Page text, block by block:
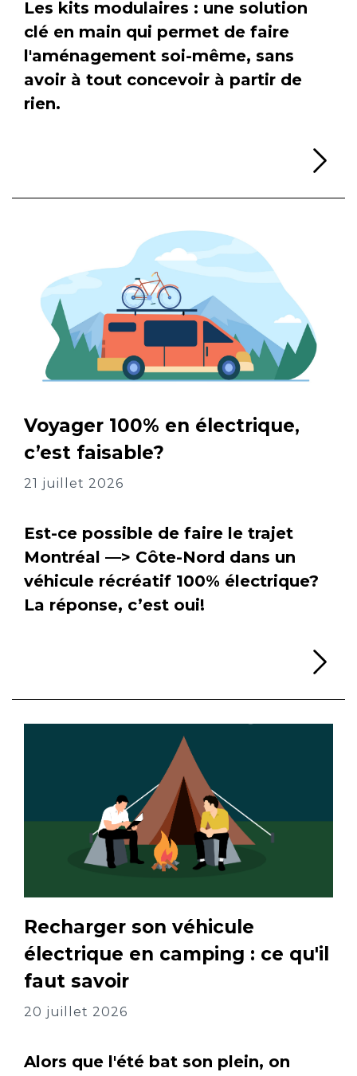
Les kits modulaires : une solution
clé en main qui permet de faire
l'aménagement soi-même, sans
avoir à tout concevoir à partir de
rien.
Voyager 100% en électrique,
c’est faisable?
21 juillet 2026
Est-ce possible de faire le trajet
Montréal —> Côte-Nord dans un
véhicule récréatif 100% électrique?
La réponse, c’est oui!
Recharger son véhicule
électrique en camping : ce qu'il
faut savoir
20 juillet 2026
Alors que l'été bat son plein, on